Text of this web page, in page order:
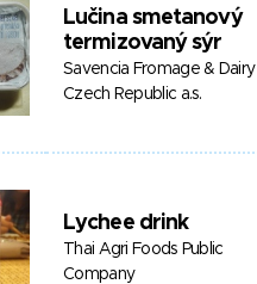
Lučina smetanový
termizovaný sýr
Savencia Fromage & Dairy
Czech Republic a.s.
Lychee drink
Thai Agri Foods Public
Company